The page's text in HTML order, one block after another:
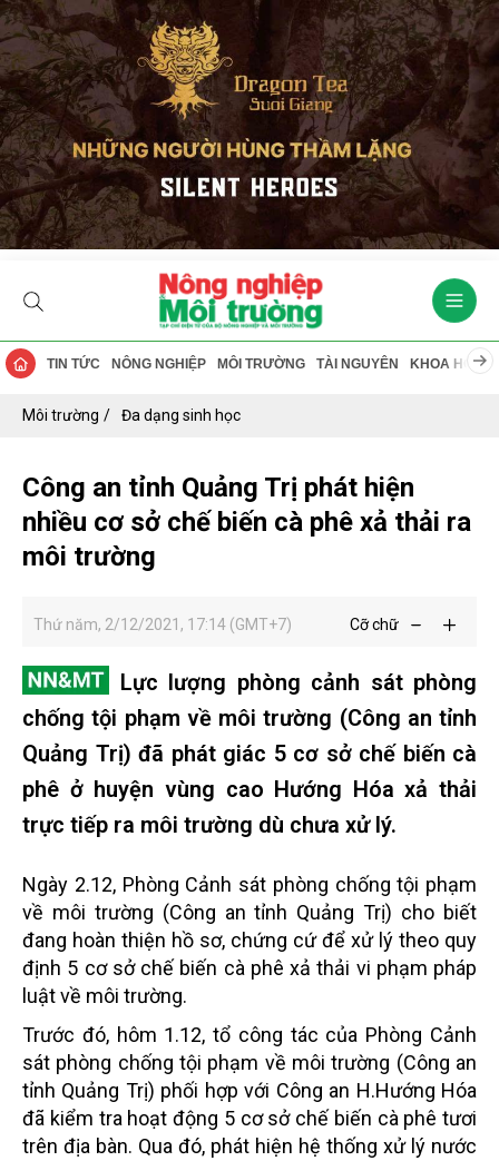
TIN TỨC NÔNG NGHIỆP MÔI TRƯỜNG TÀI NGUYÊN KHOA HỌC
Môi trường Đa dạng sinh học
Công an tỉnh Quảng Trị phát hiện
nhiều cơ sở chế biến cà phê xả thải ra
môi trường
Thứ năm, 2/12/2021, 17:14 (GMT+7) Cỡ chữ
Lực lượng phòng cảnh sát phòng
chống tội phạm về môi trường (Công an tỉnh
Quảng Trị) đã phát giác 5 cơ sở chế biến cà
phê ở huyện vùng cao Hướng Hóa xả thải
trực tiếp ra môi trường dù chưa xử lý.
Ngày 2.12, Phòng Cảnh sát phòng chống tội phạm
về môi trường (Công an tỉnh Quảng Trị) cho biết
đang hoàn thiện hồ sơ, chứng cứ để xử lý theo quy
định 5 cơ sở chế biến cà phê xả thải vi phạm pháp
luật về môi trường.
Trước đó, hôm 1.12, tổ công tác của Phòng Cảnh
sát phòng chống tội phạm về môi trường (Công an
tỉnh Quảng Trị) phối hợp với Công an H.Hướng Hóa
đã kiểm tra hoạt động 5 cơ sở chế biến cà phê tươi
trên địa bàn. Qua đó, phát hiện hệ thống xử lý nước